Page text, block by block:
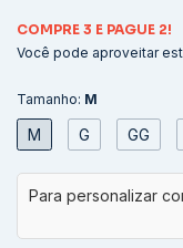
COMPRE 3 E PAGUE 2!
Você pode aproveitar
Tamanho: M
M G GG